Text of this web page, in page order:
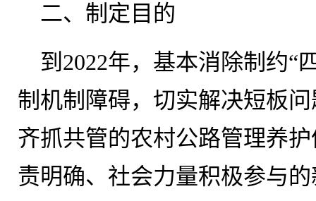
二、制定目的
到2022年，基本消除制约“
制机制障碍，切实解决短板
齐抓共管的农村公路管理养
责明确、社会力量积极参与